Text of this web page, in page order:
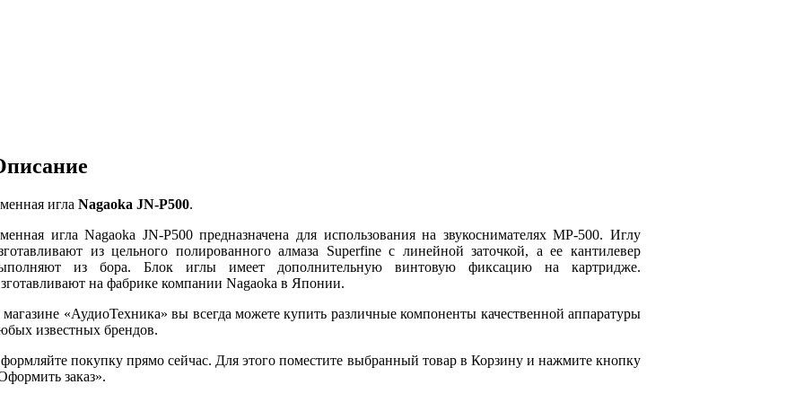
игла Nagaoka JN-P500.
игла Nagaoka JN-P500 предназначена для использования на звукоснимателях MP-500. Иглу
из цельного полированного алмаза Superfine с линейной заточкой, а ее кантилевер
из бора. Блок иглы имеет дополнительную винтовую фиксацию на картридже.
на фабрике компании Nagaoka в Японии.
«АудиоТехника» вы всегда можете купить различные компоненты качественной аппаратуры
известных брендов.
покупку прямо сейчас. Для этого поместите выбранный товар в Корзину и нажмите кнопку
заказ».